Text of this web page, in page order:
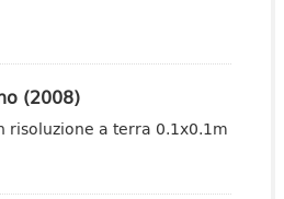
(2008)
risoluzione a terra 0.1x0.1m